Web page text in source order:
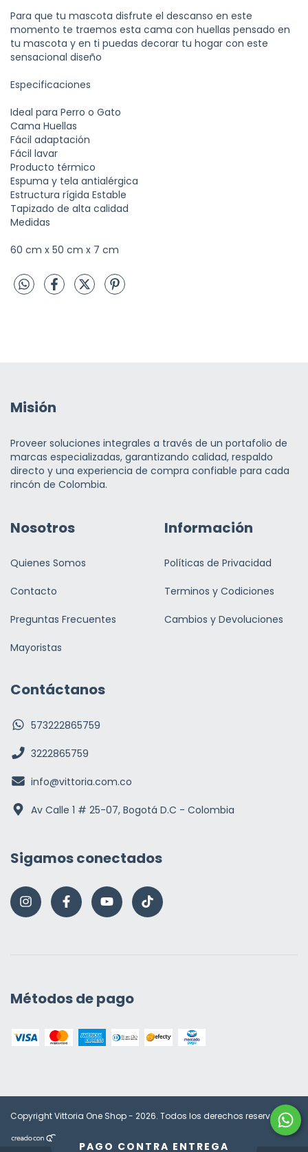
PAGO CONTRA ENTREGA
Para que tu mascota disfrute el descanso en este
momento te traemos esta cama con huellas pensado en
tu mascota y en ti puedas decorar tu hogar con este
sensacional diseño
Especificaciones
Ideal para Perro o Gato
Cama Huellas
Fácil adaptación
Fácil lavar
Producto térmico
Espuma y tela antialérgica
Estructura rígida Estable
Tapizado de alta calidad
Medidas
60 cm x 50 cm x 7 cm
Misión
Proveer soluciones integrales a través de un portafolio de
marcas especializadas, garantizando calidad, respaldo
directo y una experiencia de compra confiable para cada
rincón de Colombia.
Nosotros
Quienes Somos
Contacto
Preguntas Frecuentes
Mayoristas
Información
Políticas de Privacidad
Terminos y Codiciones
Cambios y Devoluciones
Contáctanos
573222865759
3222865759
info@vittoria.com.co
Av Calle 1 # 25-07, Bogotá D.C - Colombia
Sigamos conectados
Métodos de pago
Copyright Vittoria One Shop - 2026. Todos los derechos reservados.